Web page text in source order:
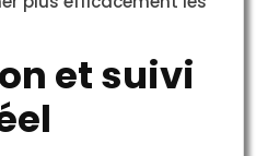
et suivi